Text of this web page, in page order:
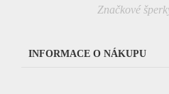
Značkové
INFORMACE O NÁKUPU